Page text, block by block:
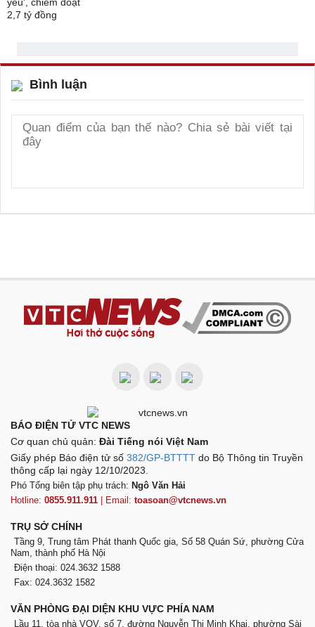
Bình luận
BÁO ĐIỆN TỬ VTC NEWS
Cơ quan chủ quản: Đài Tiếng nói Việt Nam
Giấy phép Báo điện tử số 382/GP-BTTTT do Bộ Thông tin Truyền
thông cấp lại ngày 12/10/2023.
Phó Tổng biên tập phụ trách: Ngô Văn Hải
Hotline: 0855.911.911 | Email: toasoan@vtcnews.vn
TRỤ SỞ CHÍNH
Tầng 9, Trung tâm Phát thanh Quốc gia, Số 58 Quán Sứ, phường Cửa
Nam, thành phố Hà Nội
Điện thoại: 024.3632 1588
Fax: 024.3632 1582
VĂN PHÒNG ĐẠI DIỆN KHU VỰC PHÍA NAM
Lầu 11, tòa nhà VOV, số 7, đường Nguyễn Thị Minh Khai, phường Sài